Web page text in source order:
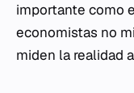
importante como
economistas no
miden la realidad